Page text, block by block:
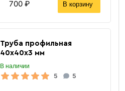
700 ₽ В корзину
Труба профильная
40х40х3 мм
В наличии
5 5